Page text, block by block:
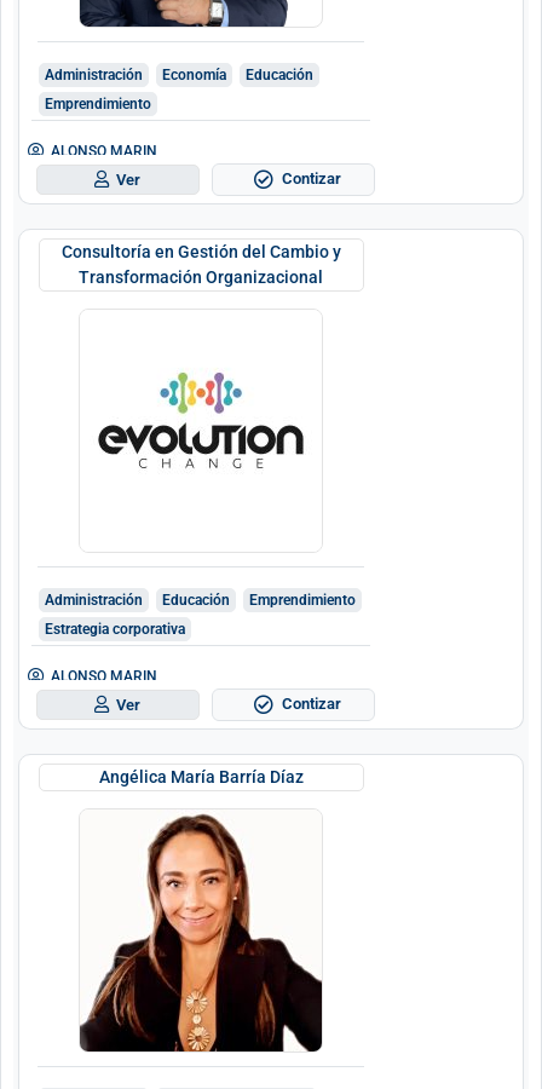
Administración Economía
Educación
Emprendimiento
ALONSO MARIN
Ver Contizar
Consultoría en Gestión del Cambio y
Transformación Organizacional
Administración Educación
Emprendimiento
Estrategia corporativa
ALONSO MARIN
Ver Contizar
Angélica María Barría Díaz